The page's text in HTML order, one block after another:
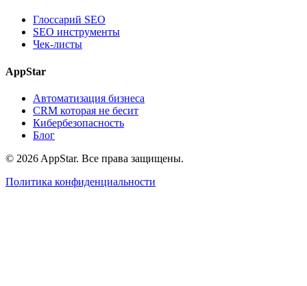
Глоссарий SEO
SEO инструменты
Чек-листы
AppStar
Автоматизация бизнеса
CRM которая не бесит
Кибербезопасность
Блог
© 2026 AppStar. Все права защищены.
Политика конфиденциальности